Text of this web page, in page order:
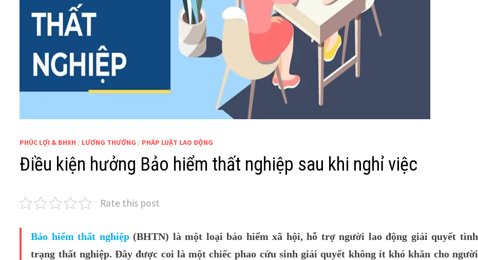
PHÚC LỢI & BHXH / LƯƠNG THƯỞNG / PHÁP LUẬT LAO ĐỘNG
Điều kiện hưởng Bảo hiểm thất nghiệp sau khi nghỉ việc
Rate this post
Bảo hiểm thất nghiệp(BHTN) là một loại bảo hiểm xã hội, hỗ trợ người lao động giải quyết tình
trạng thất nghiệp. Đây được coi là một chiếc phao cứu sinh giải quyết không ít khó khăn cho người